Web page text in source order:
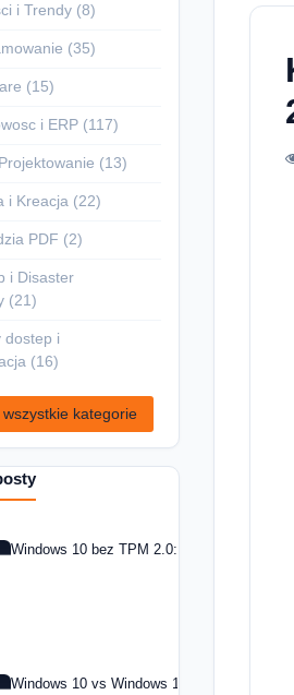
i Trendy (8)
(35)
(15)
i ERP (117)
(13)
i Kreacja (22)
PDF (2)
i Disaster
(21)
dostep i
(16)
kategorie
Windows 10 bez TPM 2.0: co zrobic w 2026?
Windows 10 vs Windows 11: czy warto